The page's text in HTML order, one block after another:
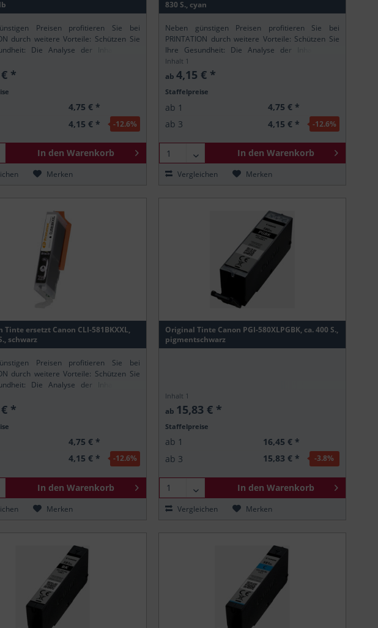
Preisen profitieren Sie bei
durch weitere Vorteile: Schützen Sie
Die Analyse der Inhaltsstoffe
europäischen REACH-Verordnung stellt
alle Printation-Produkte nur...
*
4,75 € *
4,15 € * -12.6%
In den Warenkorb
Merken
830 S., cyan
Neben günstigen Preisen profitieren Sie bei
PRINTATION durch weitere Vorteile: Schützen Sie
Ihre Gesundheit: Die Analyse der Inhaltsstoffe
gemäß der europäischen REACH-Verordnung stellt
sicher, dass alle Printation-Produkte nur...
Inhalt 1
ab4,15 € *
Staffelpreise
ab 1
4,75 € *
ab 3 4,15 € * -12.6%
In den Warenkorb
Vergleichen Merken
ersetzt Canon CLI-581BKXXL,
schwarz
Preisen profitieren Sie bei
durch weitere Vorteile: Schützen Sie
Die Analyse der Inhaltsstoffe
europäischen REACH-Verordnung stellt
alle Printation-Produkte nur...
*
4,75 € *
4,15 € * -12.6%
In den Warenkorb
Merken
Original Tinte Canon PGI-580XLPGBK, ca. 400 S.,
pigmentschwarz
Inhalt 1
ab 15,83 € *
Staffelpreise
ab 1
16,45 € *
ab 3 15,83 € * -3.8%
In den Warenkorb
Vergleichen Merken